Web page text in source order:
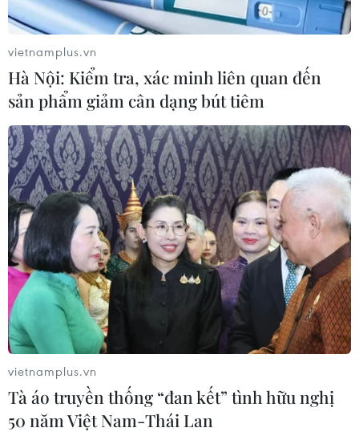
Vụ phóng của Triều Tiên: Quân đội Hàn
Quốc sẵn sàng ứng phó
18/01/2022 12:20
Trong thông cáo báo chí, Bộ Quốc phòng nêu rõ: "Bộ
trưởng kêu gọi quân đội duy trì tư thế sẵn sàng vững
chắc và quan tâm đầy đủ đến các hoạt động an ninh
do các chỉ huy hiện trường dẫn đầu."
vietnamplus.vn
Hà Nội: Kiểm tra, xác minh liên quan đến
sản phẩm giảm cân dạng bút tiêm
vietnamplus.vn
Tà áo truyền thống “đan kết” tình hữu nghị
50 năm Việt Nam-Thái Lan